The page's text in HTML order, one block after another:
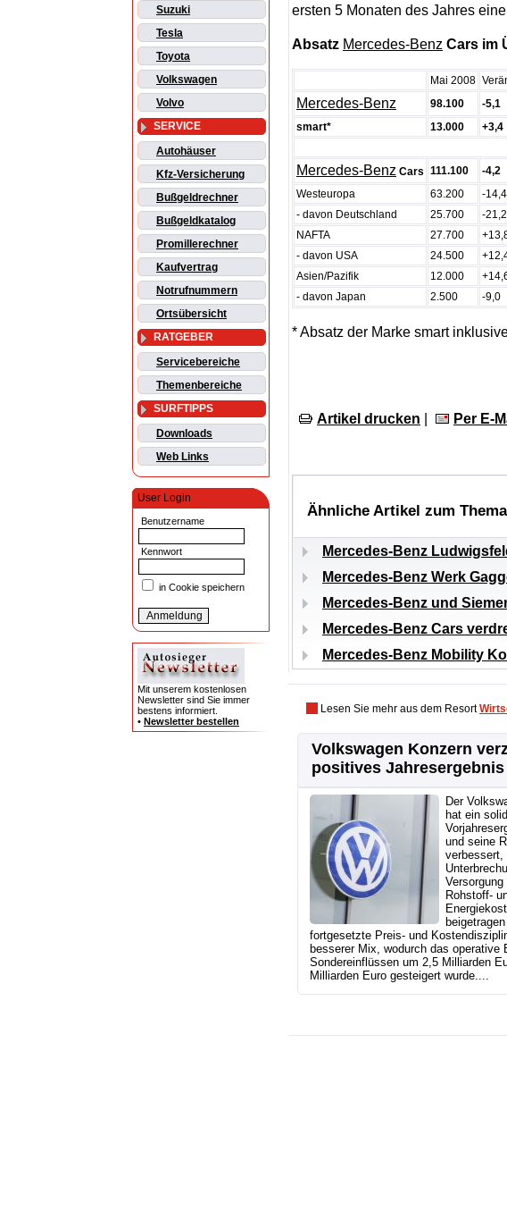
Suzuki
Tesla
Toyota
Volkswagen
Volvo
SERVICE
Autohäuser
Kfz-Versicherung
Bußgeldrechner
Bußgeldkatalog
Promillerechner
Kaufvertrag
Notrufnummern
Ortsübersicht
RATGEBER
Servicebereiche
Themenbereiche
SURFTIPPS
Downloads
Web Links
User Login
Benutzername
Kennwort
in Cookie speichern
Mit unserem kostenlosen
Newsletter sind Sie immer
bestens informiert.
• Newsletter bestellen
ersten 5 Monaten des Jahres
Absatz Mercedes-Benz Cars im
Mai 2008
Mercedes-Benz 98.100 -5,1
smart*
13.000 +3,4
Mercedes-Benz Cars 111.100 -4,2
Westeuropa
63.200 -14,4
- davon Deutschland
25.700 -21,2
NAFTA
27.700
- davon USA
24.500
Asien/Pazifik
12.000
- davon Japan
2.500 -9,0
* Absatz der Marke smart
Artikel drucken Per E-
Ähnliche Artikel zum Thema
Mercedes-Benz
Mercedes-Benz Werk
Mercedes-Benz und
Mercedes-Benz Cars
Mercedes-Benz Mobility
Lesen Sie mehr aus dem Resort
Volkswagen Konzern
positives Jahresergebnis
Der
hat ein
und seine
verbessert,
Versorgung
Rohstoff-
fortgesetzte Preis- und
besserer Mix, wodurch das operative
Sondereinflüssen um 2,5 Milliarden
Milliarden Euro gesteigert wurde....